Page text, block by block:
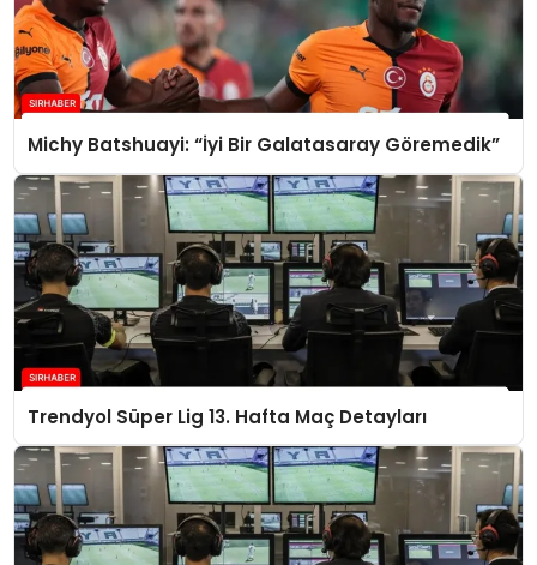
Michy Batshuayi: “İyi Bir Galatasaray Göremedik”
Trendyol Süper Lig 13. Hafta Maç Detayları